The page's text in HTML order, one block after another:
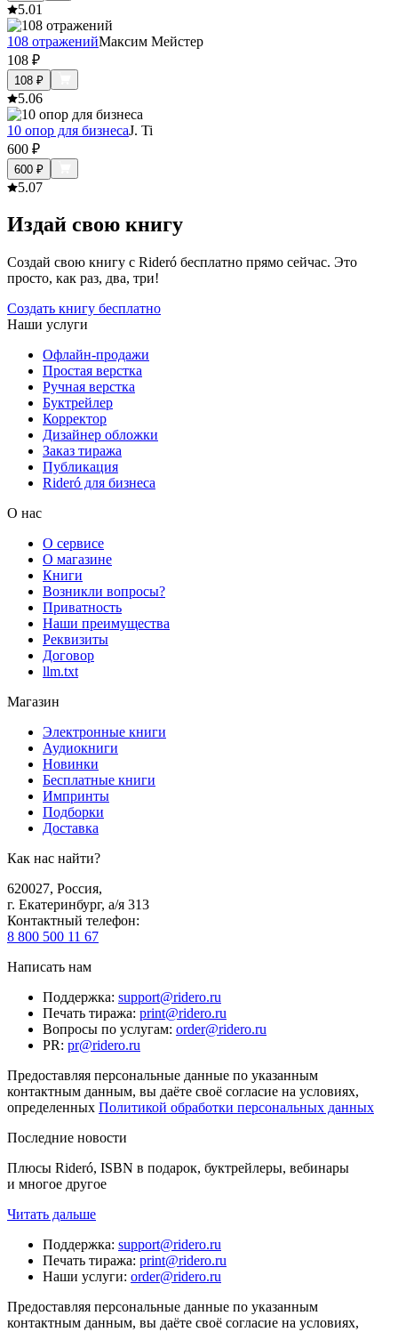
5.01
108 отраженийМаксим Мейстер
108 ₽
108 ₽
5.06
10 опор для бизнесаJ. Ti
600 ₽
600 ₽
5.07
Издай свою книгу
Создай свою книгу с Rideró бесплатно прямо сейчас. Это
просто, как раз, два, три!
Создать книгу бесплатно
Наши услуги
Офлайн-продажи
Простая верстка
Ручная верстка
Буктрейлер
Корректор
Дизайнер обложки
Заказ тиража
Публикация
Rideró для бизнеса
О нас
О сервисе
О магазине
Книги
Возникли вопросы?
Приватность
Наши преимущества
Реквизиты
Договор
llm.txt
Магазин
Электронные книги
Аудиокниги
Новинки
Бесплатные книги
Импринты
Подборки
Доставка
Как нас найти?
620027, Россия,
г. Екатеринбург, а/я 313
Контактный телефон:
8 800 500 11 67
Написать нам
Поддержка: support@ridero.ru
Печать тиража: print@ridero.ru
Вопросы по услугам: order@ridero.ru
PR: pr@ridero.ru
Предоставляя персональные данные по указанным
контактным данным, вы даёте своё согласие на условиях,
определенных Политикой обработки персональных данных
Последние новости
Плюсы Rideró, ISBN в подарок, буктрейлеры, вебинары
и многое другое
Читать дальше
Поддержка: support@ridero.ru
Печать тиража: print@ridero.ru
Наши услуги: order@ridero.ru
Предоставляя персональные данные по указанным
контактным данным, вы даёте своё согласие на условиях,